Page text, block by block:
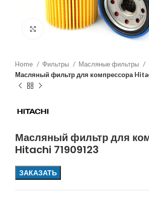
Увеличить
Home Фильтры
Масляные фильтры
Масляный фильтр для компрессора
Масляный фильтр для
Hitachi 71909123
ЗАКАЗАТЬ